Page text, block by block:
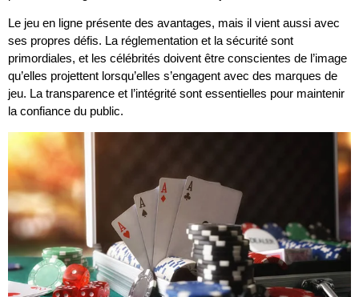
Le jeu en ligne présente des avantages, mais il vient aussi avec
ses propres défis. La réglementation et la sécurité sont
primordiales, et les célébrités doivent être conscientes de l’image
qu’elles projettent lorsqu’elles s’engagent avec des marques de
jeu. La transparence et l’intégrité sont essentielles pour maintenir
la confiance du public.